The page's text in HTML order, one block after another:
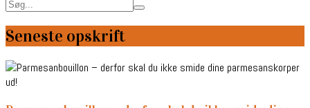
Seneste opskrift